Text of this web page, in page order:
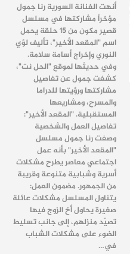
أنهت الفنانة السورية رنا جمول
مؤخراً مشاركتها في مسلسل
قصير مكون من 15 حلقة يحمل
اسم "المقعد الأخير"، تأليف لؤي
النوري وإخراج أسامة سلامة.
وفي حديثها لموقع "الحل نت"،
كشفت جمول عن تفاصيل
مشاركتها ورؤيتها للدراما
والمسرح، ومشاريعها
المستقبلية. "المقعد الأخير":
تفاصيل العمل والشخصية
وصفت رنا جمول مسلسل
"المقعد الأخير" بأنه عمل
اجتماعي معاصر يطرح مشكلات
أسرية وشبابية متنوعة وقريبة
من الجمهور. مضمون العمل:
يتناول المسلسل مشكلات عائلة
صغيرة يحاول أخ الزوج فيها
تصيّد منزلهم، إلى جانب تسليط
الضوء على مشكلات الشباب
في…